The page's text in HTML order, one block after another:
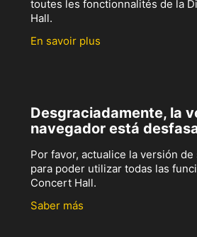
toutes les fonctionnalités de la
Hall.
En savoir plus
Desgraciadamente, la
navegador está
Por favor, actualice la versión
para poder utilizar todas las
Concert Hall.
Saber más